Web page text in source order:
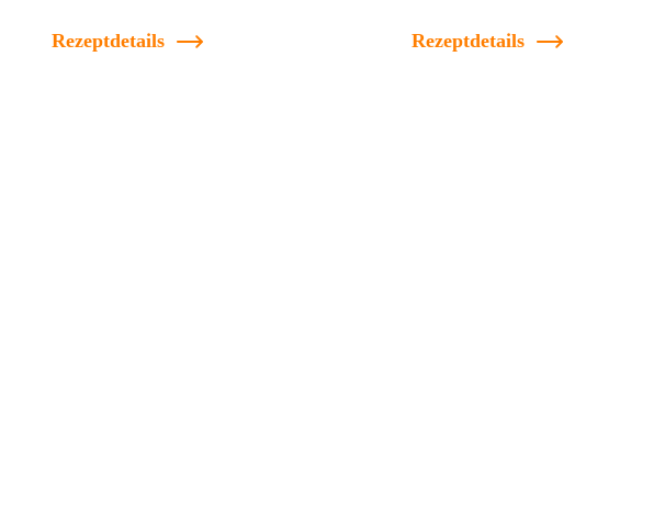
Rezeptdetails Rezeptdetails